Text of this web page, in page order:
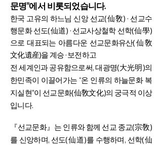
문명”에서 비롯되었습니다.
한국 고유의 하느님 신앙 선교(仙敎) · 선교수
행문화 선도(仙道) · 선교사상철학 선학(仙學)
으로 대표되는 아름다운 선교문화유산(仙敎
文化遺産)을 계승 · 보전하고
전 세계인과 공유함으로써, 대광명(大光明)의
한민족이 이끌어가는 “온 인류의 하늘문화 복
지실현”이 선교문화(仙敎文化)의 궁극적 이상
입니다.
『선교문화』는 인류와 함께 선교 종교(宗敎)
를 신앙하며, 선도(仙道)를 수행하며, 선학(仙